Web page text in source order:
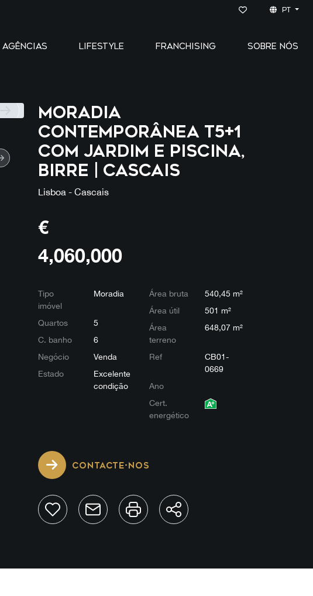
PT
AGÊNCIAS LIFESTYLE FRANCHISING SOBRE NÓS
Moradia
Contemporânea T5+1
com Jardim e Piscina,
Birre | Cascais
Lisboa - Cascais
€
4,060,000
Tipo
imóvel
Moradia
Quartos
5
C. banho
6
Negócio
Venda
Estado
Excelente
condição
Área bruta
540,45 m²
Área útil
501 m²
Área
terreno
648,07 m²
Ref
CB01-
0669
Ano
Cert.
energético
CONTACTE-NOS